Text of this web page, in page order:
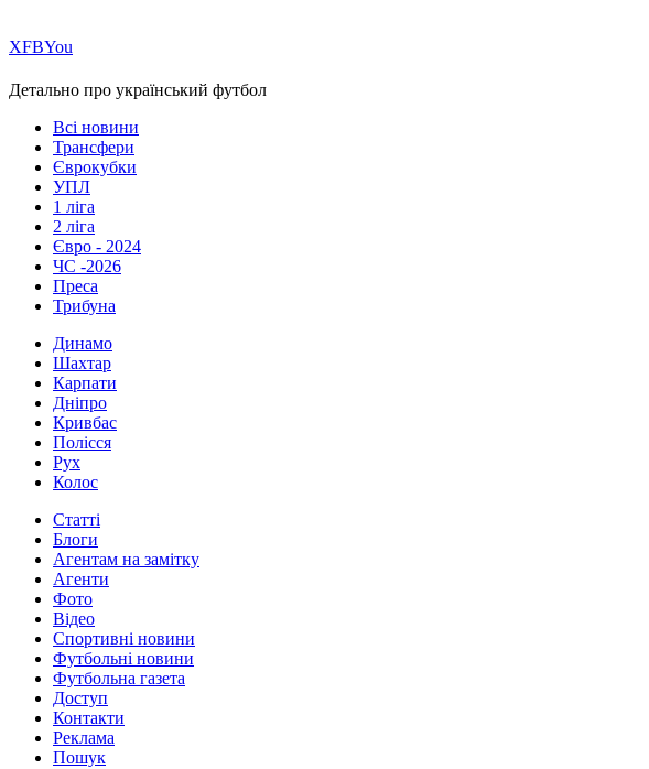
ХFBYou
Детально про український футбол
Всі новини
Трансфери
Єврокубки
УПЛ
1 ліга
2 ліга
Євро - 2024
ЧС -2026
Преса
Трибуна
Динамо
Шахтар
Карпати
Дніпро
Кривбас
Полісся
Рух
Колос
Статті
Блоги
Агентам на замітку
Агенти
Фото
Відео
Спортивні новини
Футбольні новини
Футбольна газета
Доступ
Контакти
Реклама
Пошук